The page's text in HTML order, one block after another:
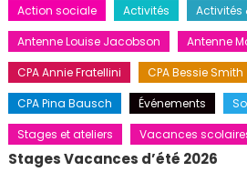
Action sociale Activités Activités
Antenne Louise Jacobson
Antenne
CPA Annie Fratellini
CPA Bessie Smith
CPA Pina Bausch
Événements
Stages et ateliers
Vacances
Stages Vacances d’été 2026